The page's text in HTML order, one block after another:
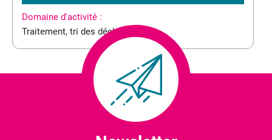
Domaine d'activité :
Traitement, tri des déchets